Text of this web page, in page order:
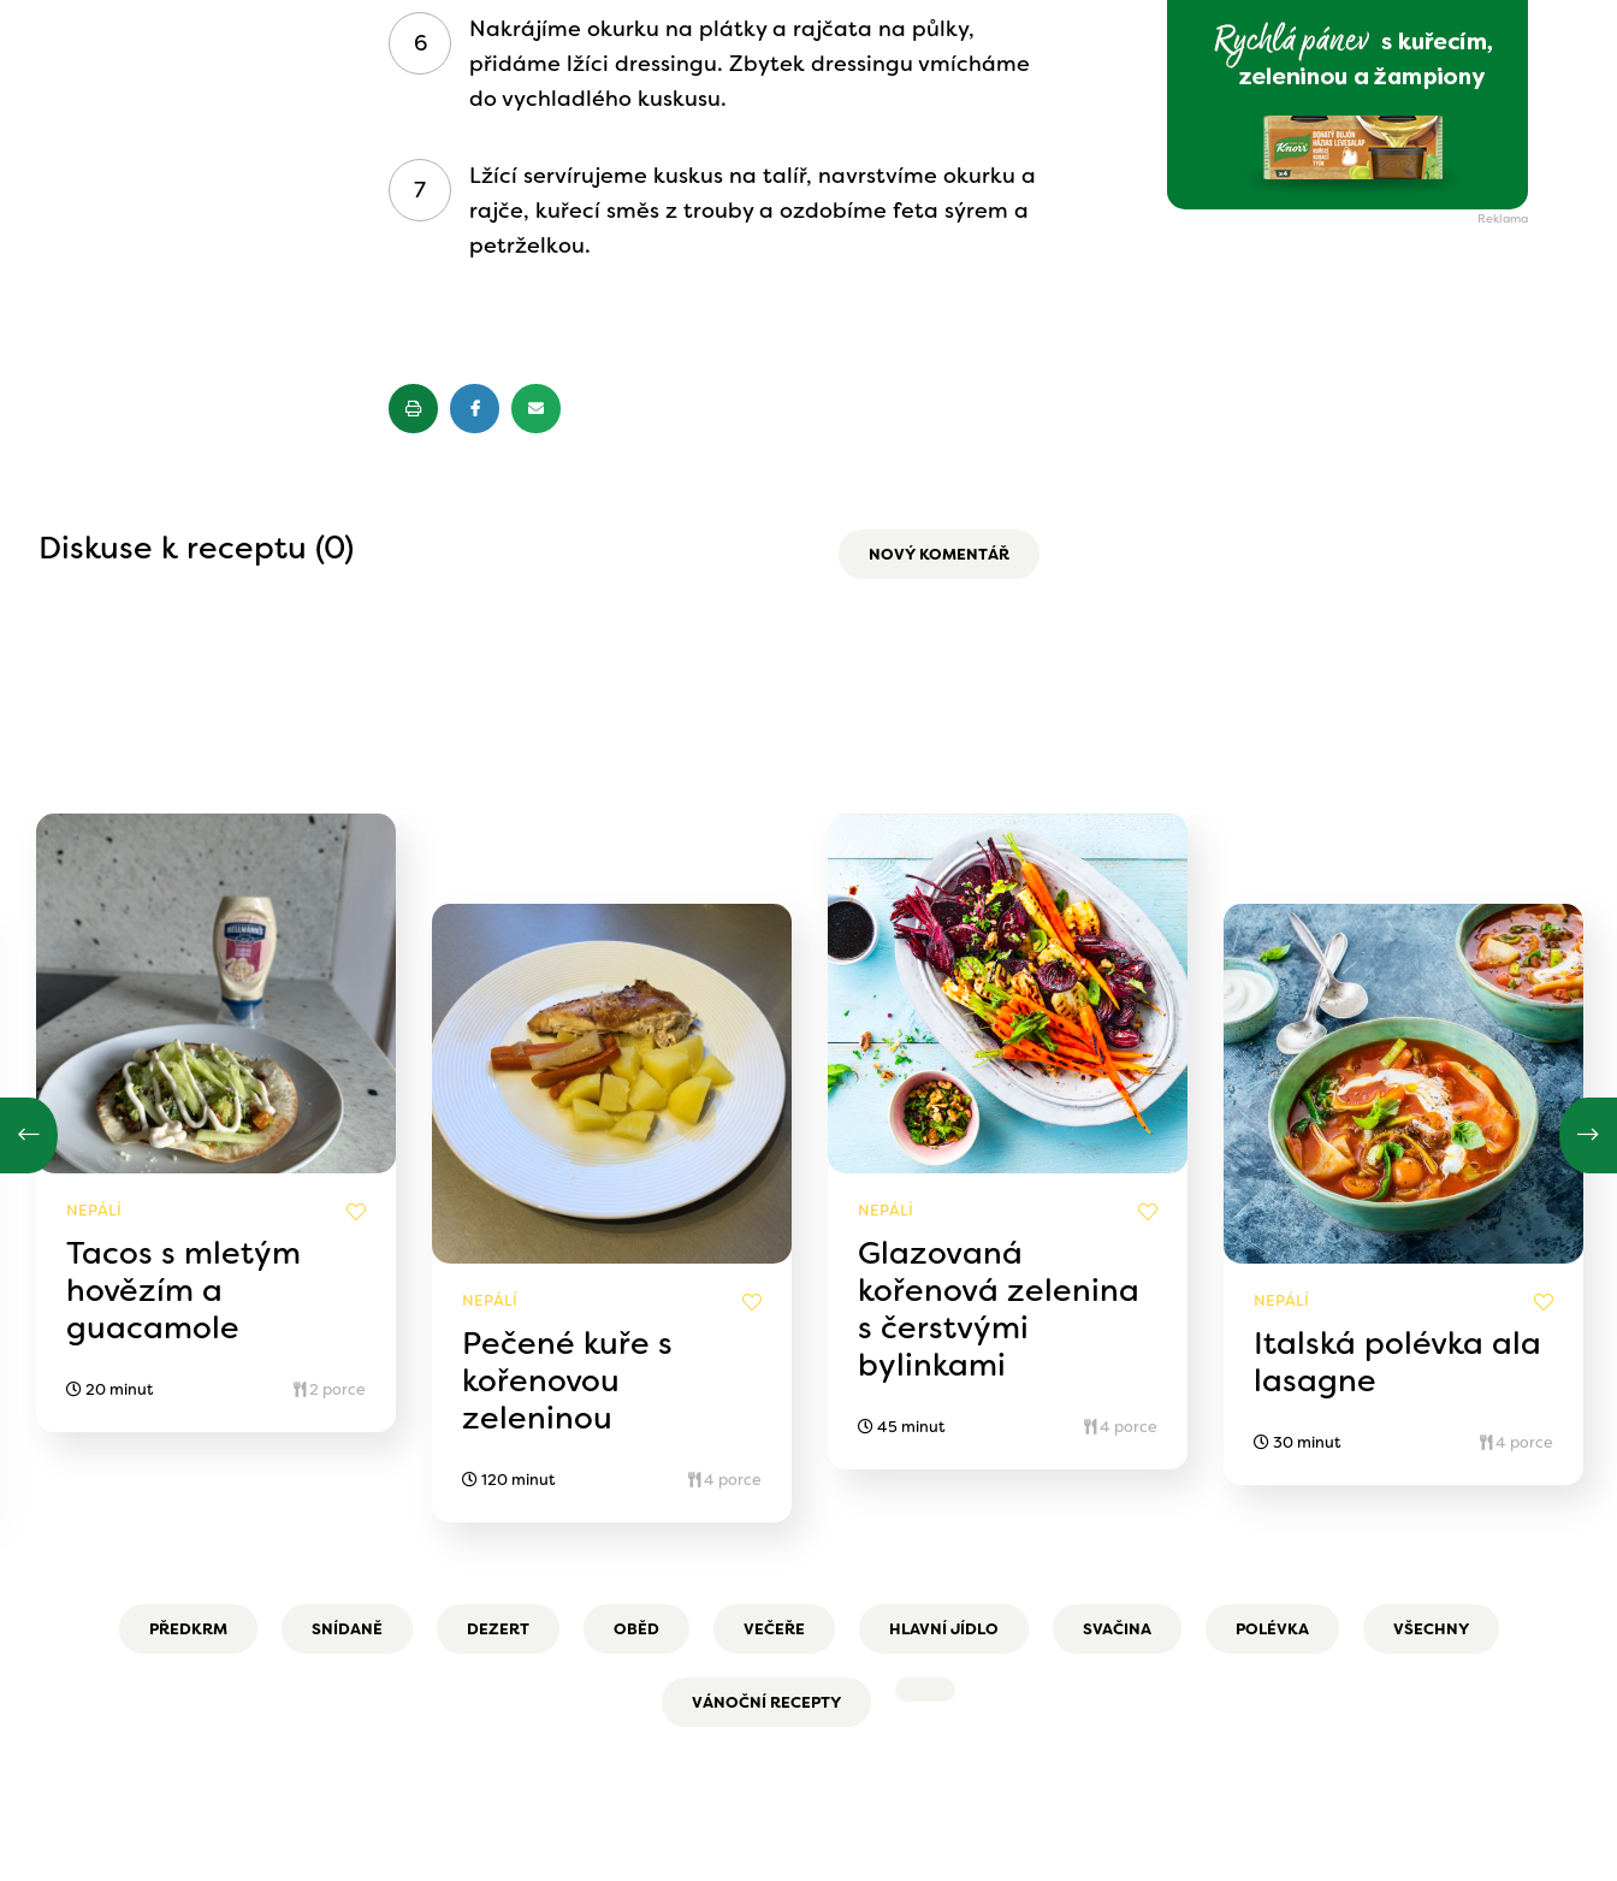
Nakrájíme okurku na plátky a rajčata na půlky,
přidáme lžíci dressingu. Zbytek dressingu vmícháme
do vychladlého kuskusu.
Lžící servírujeme kuskus na talíř, navrstvíme okurku a
rajče, kuřecí směs z trouby a ozdobíme feta sýrem a
petrželkou.
Diskuse k receptu (0) NOVÝ KOMENTÁŘ
NEPÁLÍ
Tacos s mletým
hovězím a
guacamole
20 minut 2 porce
NEPÁLÍ
Pečené kuře s
kořenovou
zeleninou
120 minut 4 porce
NEPÁLÍ
Glazovaná
kořenová zelenina
s čerstvými
bylinkami
45 minut 4 porce
NEPÁLÍ
Italská polévka ala
lasagne
30 minut 4 porce
PŘEDKRM SNÍDANĚ DEZERT OBĚD VEČEŘE HLAVNÍ JÍDLO SVAČINA POLÉVKA VŠECHNY
VÁNOČNÍ RECEPTY